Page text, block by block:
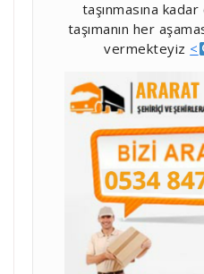
taşınmasına
taşımanın her
vermekteyiz <